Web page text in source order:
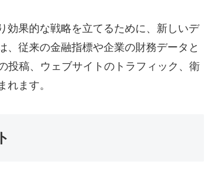
効果的な戦略を立てるために、新しいデ
従来の金融指標や企業の財務データと
投稿、ウェブサイトのトラフィック、衛
ます。